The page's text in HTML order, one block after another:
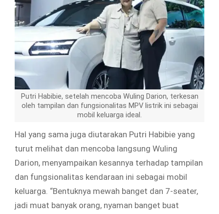
Putri Habibie, setelah mencoba Wuling Darion, terkesan
oleh tampilan dan fungsionalitas MPV listrik ini sebagai
mobil keluarga ideal.
Hal yang sama juga diutarakan Putri Habibie yang
turut melihat dan mencoba langsung Wuling
Darion, menyampaikan kesannya terhadap tampilan
dan fungsionalitas kendaraan ini sebagai mobil
keluarga. “Bentuknya mewah banget dan 7-seater,
jadi muat banyak orang, nyaman banget buat